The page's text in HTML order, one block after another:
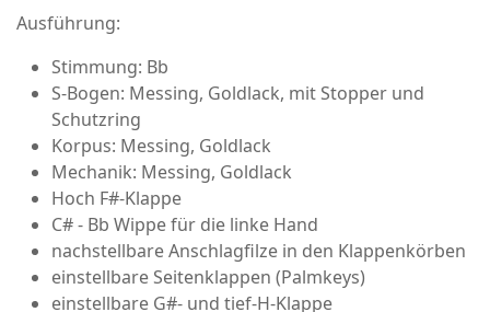
Ausführung:
Stimmung: Bb
S-Bogen: Messing, Goldlack, mit Stopper und
Schutzring
Korpus: Messing, Goldlack
Mechanik: Messing, Goldlack
Hoch F#-Klappe
C# - Bb Wippe für die linke Hand
nachstellbare Anschlagfilze in den Klappenkörben
einstellbare Seitenklappen (Palmkeys)
einstellbare G#- und tief-H-Klappe